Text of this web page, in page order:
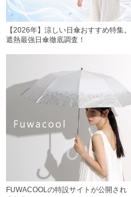
【2026年】涼しい日傘おすすめ特集。
遮熱最強日傘徹底調査！
FUWACOOLの特設サイトが公開され